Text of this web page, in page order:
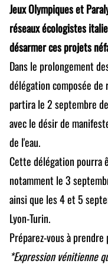
Jeux Olympiques et
réseaux écologistes
désarmer ces projets
Dans le prolongement
délégation composée
partira le 2 septembre
avec le désir de
de l'eau.
Cette délégation pourra
notamment le 3
ainsi que les 4 et 5
Lyon-Turin.
Préparez-vous à
*Expression vénitienne